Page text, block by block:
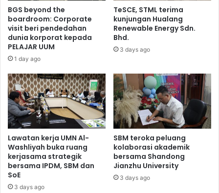
BGS beyond the
boardroom: Corporate
visit beri pendedahan
dunia korporat kepada
PELAJAR UUM
1 day ago
TeSCE, STML terima
kunjungan Hualang
Renewable Energy Sdn.
Bhd.
3 days ago
Lawatan kerja UMN Al-
Washliyah buka ruang
kerjasama strategik
bersama IPDM, SBM dan
SoE
3 days ago
SBM teroka peluang
kolaborasi akademik
bersama Shandong
Jianzhu University
3 days ago